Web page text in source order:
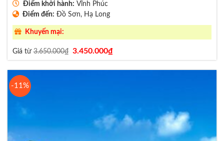
Điểm khởi hành: Vĩnh Phúc
Điểm đến: Đồ Sơn, Hạ Long
Khuyến mại:
Giá từ3.650.000₫
Giá
là:
3.650.000₫.
3.450.000₫Giá
hiện
tại
là:
-11%